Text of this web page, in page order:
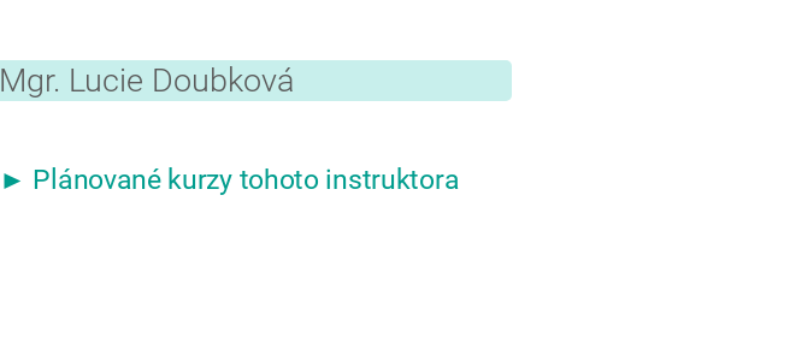
Mgr. Lucie Doubková
► Plánované kurzy tohoto instruktora